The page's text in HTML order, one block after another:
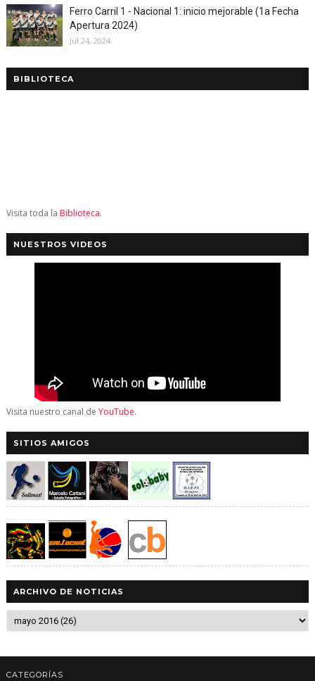
Ferro Carril 1 - Nacional 1: inicio mejorable (1a Fecha
Apertura 2024)
Jul 24, 2024
BIBLIOTECA
Visita toda la Biblioteca.
NUESTROS VIDEOS
Visita nuestro canal de YouTube.
SITIOS AMIGOS
ARCHIVO DE NOTICIAS
CATEGORÍAS